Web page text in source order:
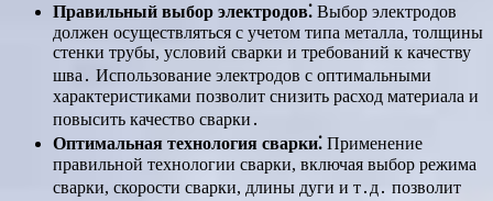
Правильный выбор электродов⁚ Выбор электродов
должен осуществляться с учетом типа металла, толщины
стенки трубы, условий сварки и требований к качеству
шва․ Использование электродов с оптимальными
характеристиками позволит снизить расход материала и
повысить качество сварки․
Оптимальная технология сварки⁚ Применение
правильной технологии сварки, включая выбор режима
сварки, скорости сварки, длины дуги и т․д․ позволит